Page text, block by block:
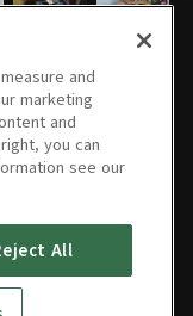
203회
208회 209회
and
marketing
and
you can
see our
All